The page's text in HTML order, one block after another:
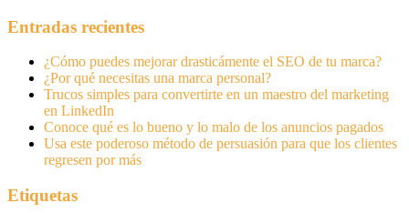
Entradas recientes
¿Cómo puedes mejorar drasticámente el SEO de tu marca?
¿Por qué necesitas una marca personal?
Trucos simples para convertirte en un maestro del marketing
en LinkedIn
Conoce qué es lo bueno y lo malo de los anuncios pagados
Usa este poderoso método de persuasión para que los clientes
regresen por más
Etiquetas